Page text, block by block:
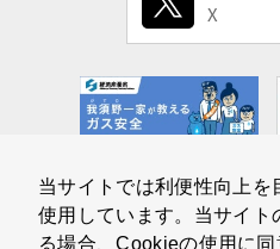
当サイトでは利便性向上を
使用しています。当サイト
る場合、Cookieの使用に
X